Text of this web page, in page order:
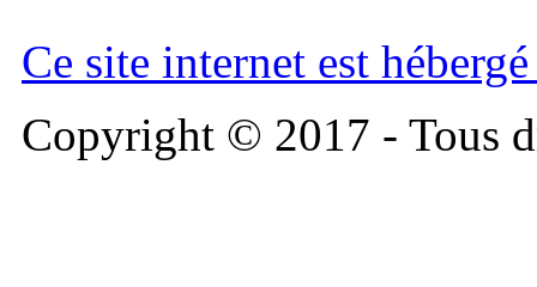
Ce site internet est
Copyright © 2017 - Tous